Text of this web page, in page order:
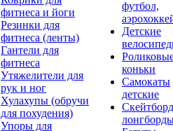
фитнеса и йоги
Резинки для
фитнеса (ленты)
Гантели для
фитнеса
Утяжелители для
рук и ног
Хулахупы (обручи
для похудения)
Упоры для
футбол,
Детские
коньки
Самокаты
детские